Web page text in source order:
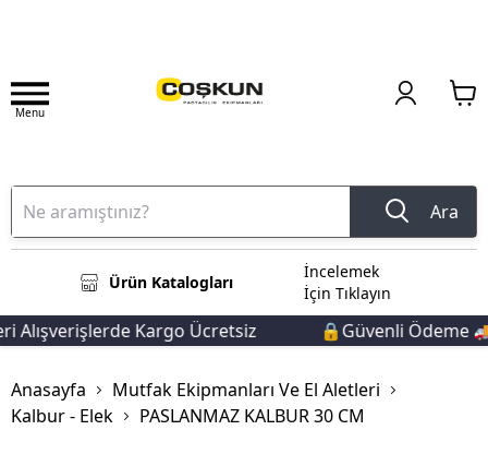
Menu
Ara
Ürün Katalogları
İncelemek
İçin Tıklayın
Kargo Ücretsiz 🔒Güvenli Ödeme
Anasayfa
Mutfak Ekipmanları Ve El Aletleri
Kalbur - Elek
PASLANMAZ KALBUR 30 CM